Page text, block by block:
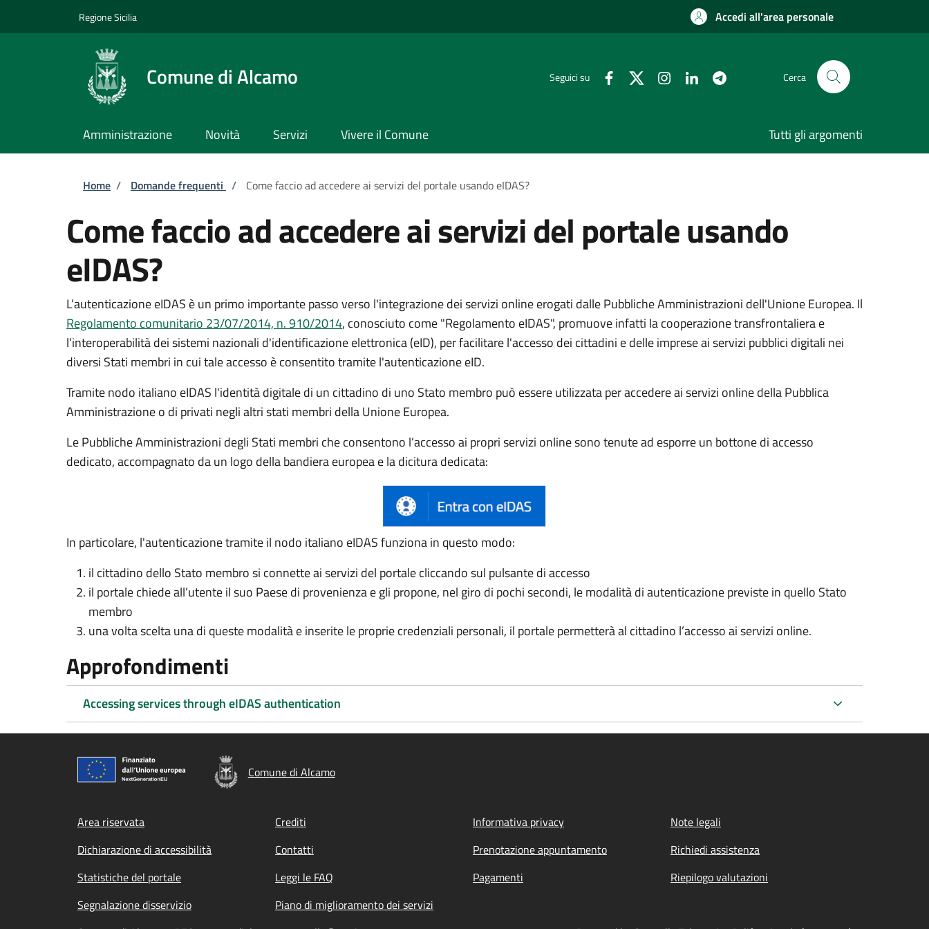
Regione Sicilia Accedi all'area personale
Comune di Alcamo Seguici su Cerca
Amministrazione Novità Servizi Vivere il Comune Tutti gli argomenti
Briciole di pane
Home / Domande frequenti / Come faccio ad accedere ai servizi del portale usando eIDAS?
Come faccio ad accedere ai servizi del portale usando
eIDAS?
L’autenticazione eIDAS è un primo importante passo verso l'integrazione dei servizi online erogati dalle Pubbliche Amministrazioni dell'Unione Europea. Il
Regolamento comunitario 23/07/2014, n. 910/2014, conosciuto come "Regolamento eIDAS", promuove infatti la cooperazione transfrontaliera e
l’interoperabilità dei sistemi nazionali d'identificazione elettronica (eID), per facilitare l'accesso dei cittadini e delle imprese ai servizi pubblici digitali nei
diversi Stati membri in cui tale accesso è consentito tramite l'autenticazione eID.
Tramite nodo italiano eIDAS l'identità digitale di un cittadino di uno Stato membro può essere utilizzata per accedere ai servizi online della Pubblica
Amministrazione o di privati negli altri stati membri della Unione Europea.
Le Pubbliche Amministrazioni degli Stati membri che consentono l’accesso ai propri servizi online sono tenute ad esporre un bottone di accesso
dedicato, accompagnato da un logo della bandiera europea e la dicitura dedicata:
In particolare, l'autenticazione tramite il nodo italiano eIDAS funziona in questo modo:
il cittadino dello Stato membro si connette ai servizi del portale cliccando sul pulsante di accesso
il portale chiede all’utente il suo Paese di provenienza e gli propone, nel giro di pochi secondi, le modalità di autenticazione previste in quello Stato
membro
una volta scelta una di queste modalità e inserite le proprie credenziali personali, il portale permetterà al cittadino l’accesso ai servizi online.
Approfondimenti
Accessing services through eIDAS authentication
Comune di Alcamo
Footer menu
Area riservata Crediti Informativa privacy
Note legali
Dichiarazione di accessibilità
Contatti Prenotazione appuntamento
Richiedi assistenza
Statistiche del portale
Leggi le FAQ Pagamenti
Riepilogo valutazioni
Segnalazione disservizio
Piano di miglioramento dei servizi